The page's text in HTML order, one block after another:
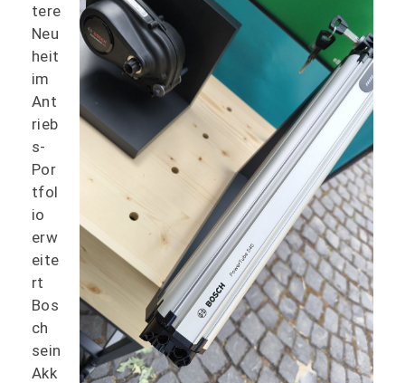
tere
Neu
heit
im
Ant
rieb
s-
Por
tfol
io
erw
eite
rt
Bos
ch
sein
Akk